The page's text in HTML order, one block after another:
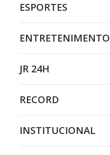
ESPORTES
ENTRETENIMENTO
JR 24H
RECORD
INSTITUCIONAL